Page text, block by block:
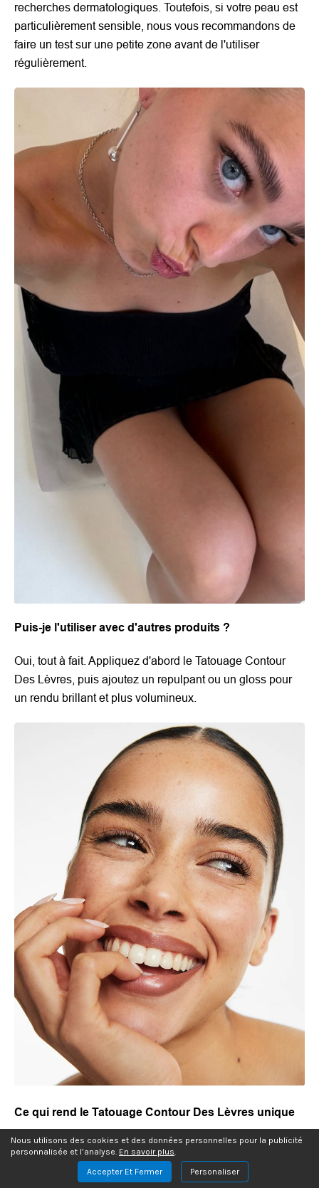
recherches dermatologiques. Toutefois, si votre peau est
particulièrement sensible, nous vous recommandons de
faire un test sur une petite zone avant de l'utiliser
régulièrement.
Puis-je l'utiliser avec d'autres produits ?
Oui, tout à fait. Appliquez d'abord le Tatouage Contour
Des Lèvres, puis ajoutez un repulpant ou un gloss pour
un rendu brillant et plus volumineux.
Ce qui rend le Tatouage Contour Des Lèvres unique
Offre un rendu visible dès l'application
Apprécié par de nombreuses utilisatrices
Vegan et non testé sur les animaux
Nous utilisons des cookies et des données personnelles pour la publicité
personnalisée et l’analyse. En savoir plus.
Accepter Et Fermer
Personaliser